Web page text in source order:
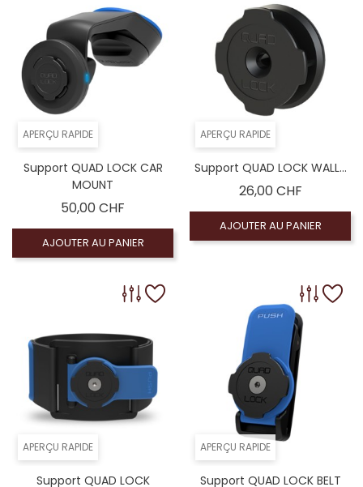
APERÇU RAPIDE
Support QUAD LOCK CAR
MOUNT
50,00 CHF
AJOUTER AU PANIER
APERÇU RAPIDE
Support QUAD LOCK WALL...
26,00 CHFPrix
AJOUTER AU PANIER
APERÇU RAPIDE
Support QUAD LOCK
APERÇU RAPIDE
Support QUAD LOCK BELT